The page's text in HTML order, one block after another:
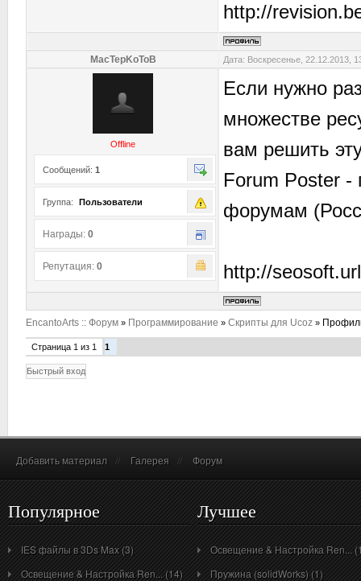
http://
MacTepKoToB Дата: Воскресенье, 22.12.2013,
Offline
Сообщений: 1
Группа: Пользователи
Награды: 0
Репутация: 0
Если нужно
множестве
вам решить
Forum Poster -
форумам
http://
EncantoArts :: Форум » Программирование » Скрипты для Ucoz »
Страница 1 из 1 1
Добавить материал Галерея Форум
Популярное
IES файлы в 3Ds Max (3)
Освещение & Настройка Ren... (14)
Лучшее
Освещение & Настройка Ren...
Пружина (solidWorks) (1)